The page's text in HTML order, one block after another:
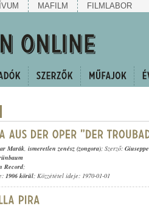
MAFILM FILMLABOR
Marák, ismeretlen zenész (zongora); Szerző:
Record;
1906 körül; Közzététel ideje: 1970-01-01